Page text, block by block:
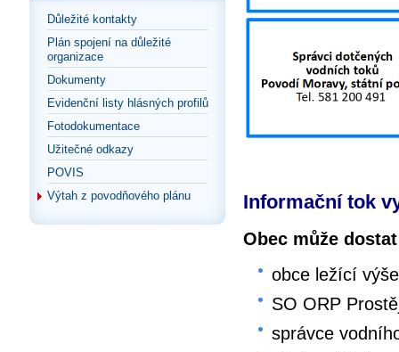
Důležité kontakty
Plán spojení na důležité
organizace
Dokumenty
Evidenční listy hlásných profilů
Fotodokumentace
Užitečné odkazy
POVIS
Výtah z povodňového plánu
Informační tok
Obec může
obce ležící
SO ORP
správce